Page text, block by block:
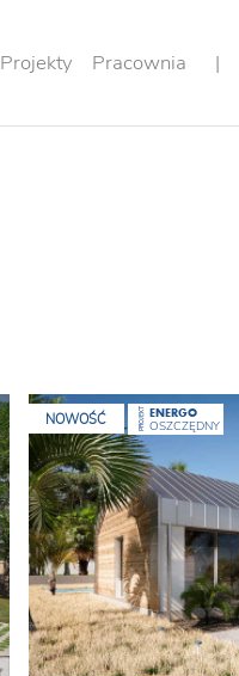
Projekty Pracownia |
NOWOŚĆ PROJEKT ENERGO
OSZCZĘDNY